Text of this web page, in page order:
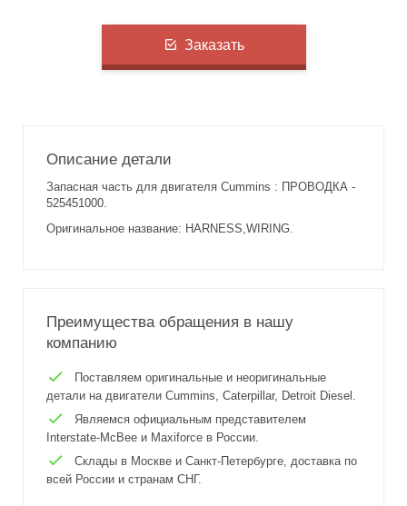
Заказать
Описание детали
Запасная часть для двигателя Cummins : ПРОВОДКА -
525451000.
Оригинальное название: HARNESS,WIRING.
Преимущества обращения в нашу
компанию
Поставляем оригинальные и неоригинальные
детали на двигатели Cummins, Caterpillar, Detroit Diesel.
Являемся официальным представителем
Interstate-McBee и Maxiforce в России.
Склады в Москве и Санкт-Петербурге, доставка по
всей России и странам СНГ.